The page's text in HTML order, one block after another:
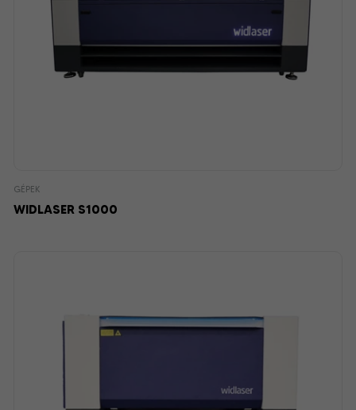
GÉPEK
WIDLASER S1000